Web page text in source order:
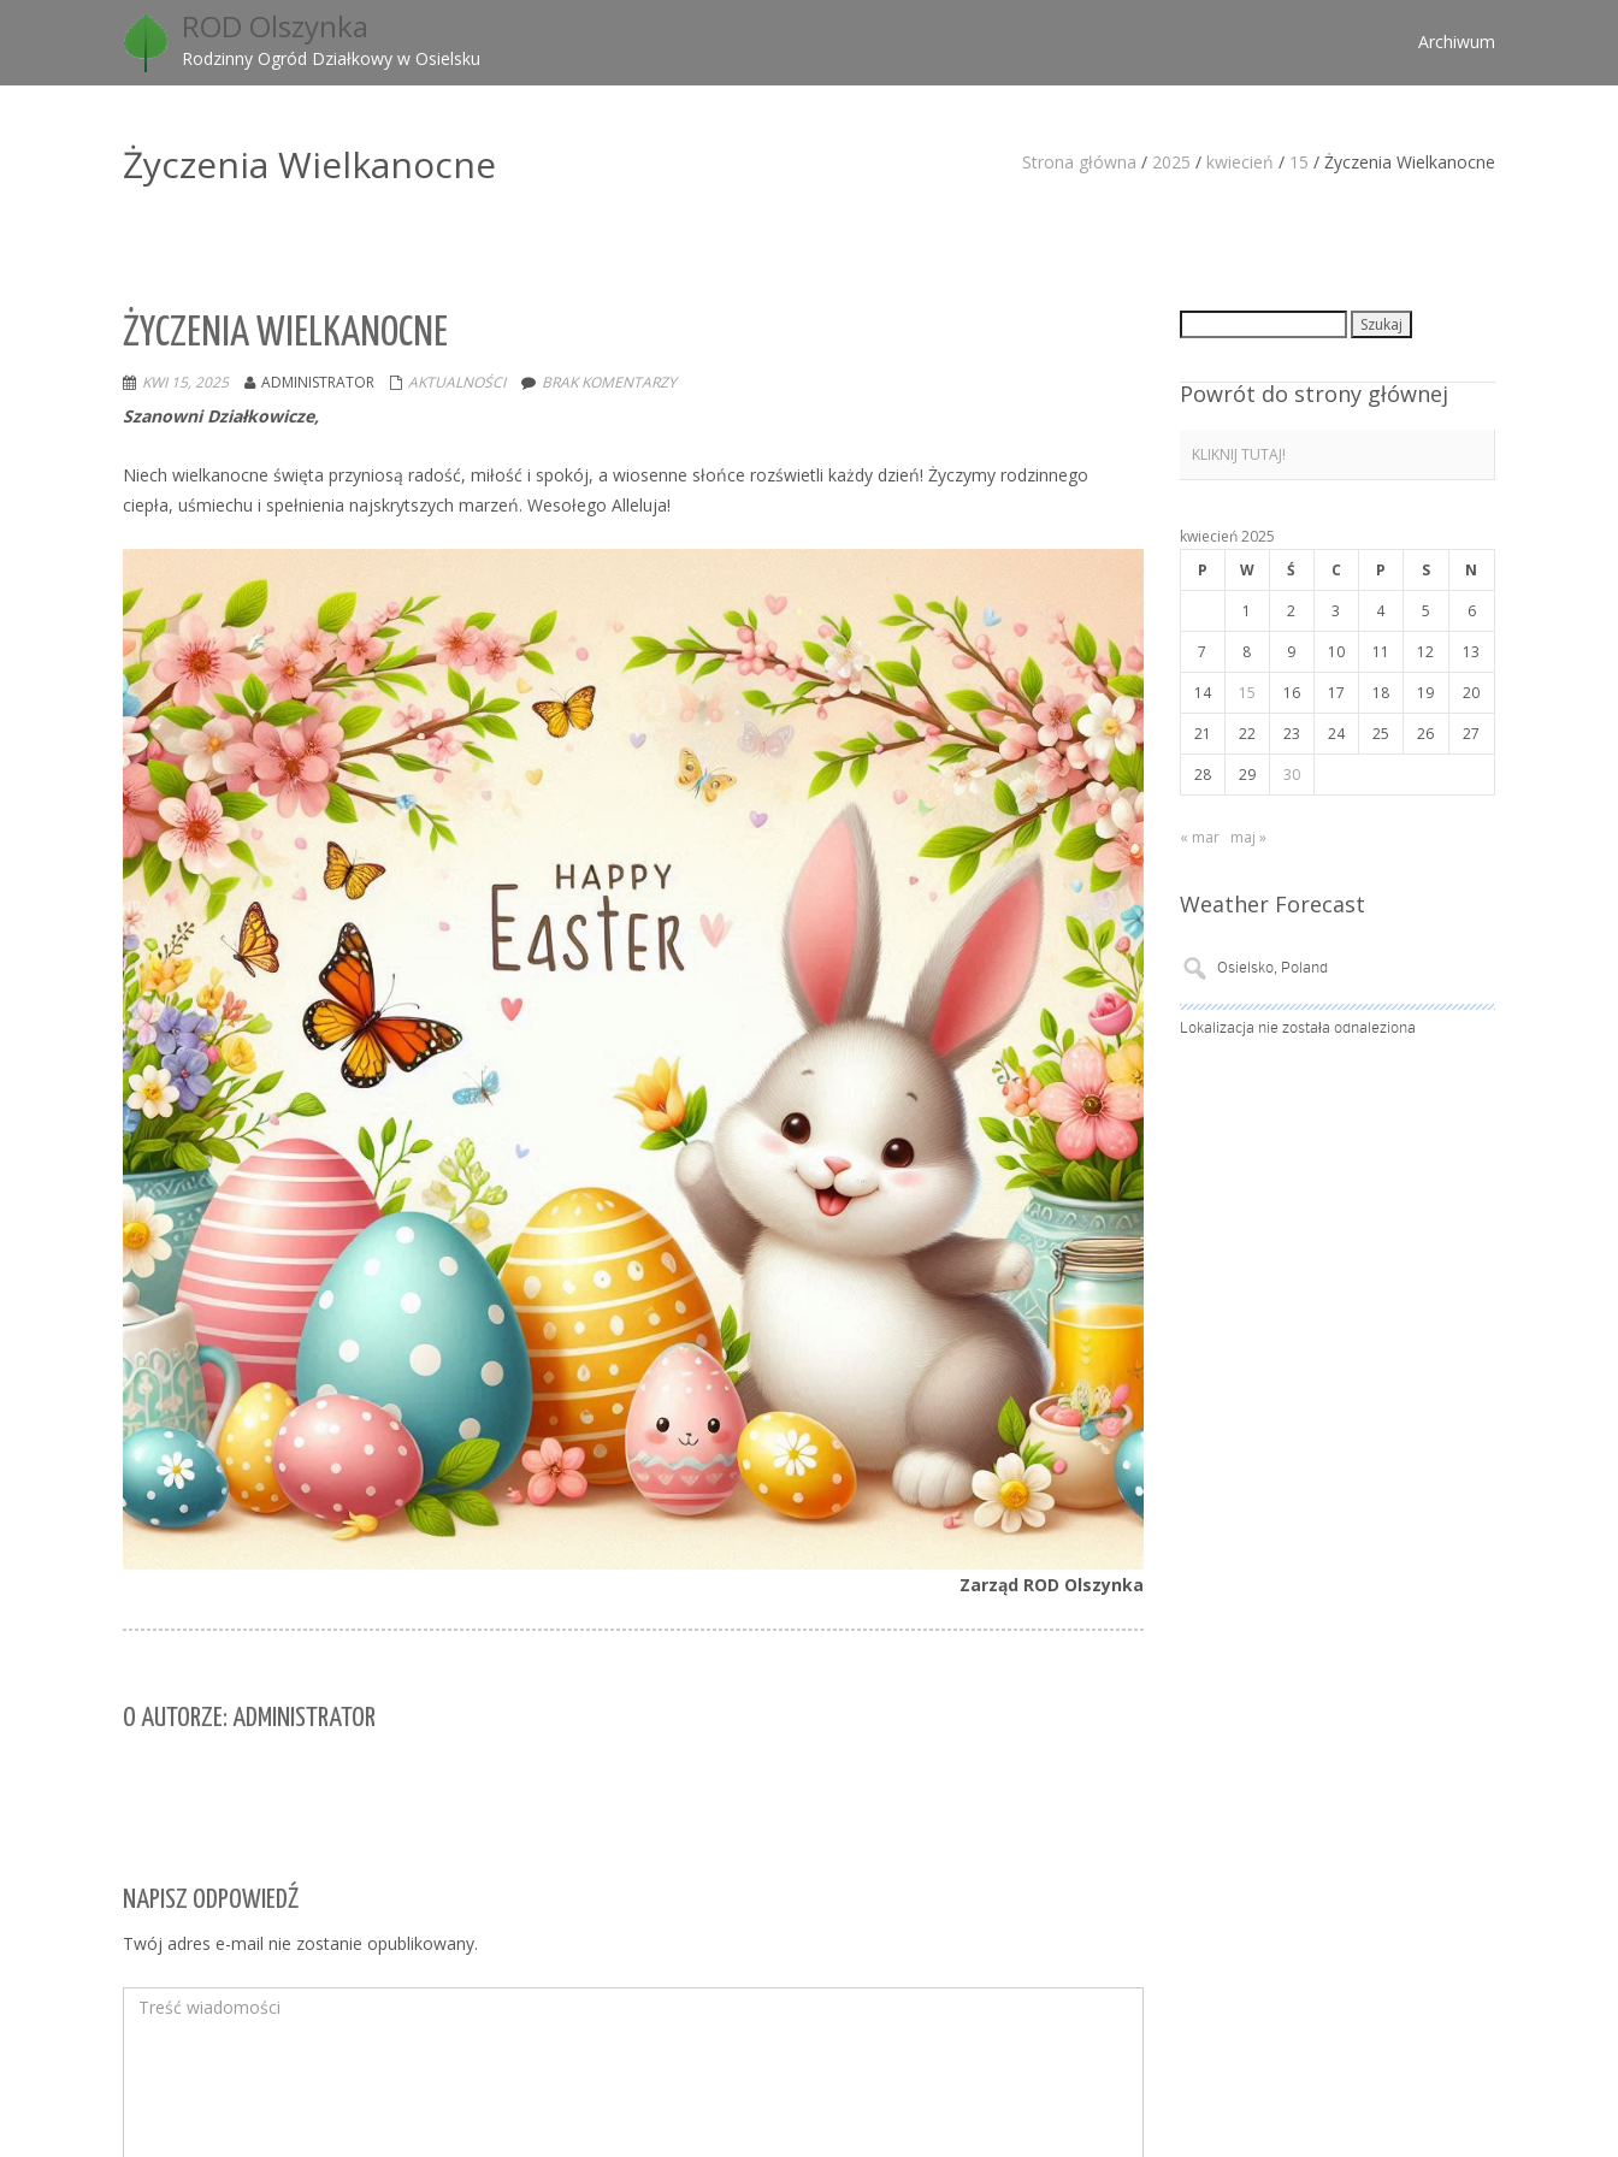
ROD Olszynka
Rodzinny Ogród Działkowy w Osielsku
Archiwum
Życzenia Wielkanocne Strona główna / 2025 / kwiecień / 15 / Życzenia Wielkanocne
ŻYCZENIA WIELKANOCNE
KWI 15, 2025 ADMINISTRATOR AKTUALNOŚCI BRAK KOMENTARZY
SzanowniDziałkowicze,
Niech wielkanocne święta przyniosą radość, miłość i spokój, a wiosenne słońce rozświetli każdy dzień! Życzymy rodzinnego
ciepła, uśmiechu i spełnienia najskrytszych marzeń. Wesołego Alleluja!
Zarząd ROD Olszynka
O AUTORZE: ADMINISTRATOR
NAPISZ ODPOWIEDŹ
Twój adres e-mail nie zostanie opublikowany.
Powrót do strony głównej
KLIKNIJ TUTAJ!
kwiecień 2025
P
W Ś C P S
N
1
2 3 4 5
6
7
8 9 10 11 12
13
14
15 16 17 18 19
20
21
22 23 24 25 26
27
28
29 30
« mar maj »
Weather Forecast
Lokalizacja nie została odnaleziona